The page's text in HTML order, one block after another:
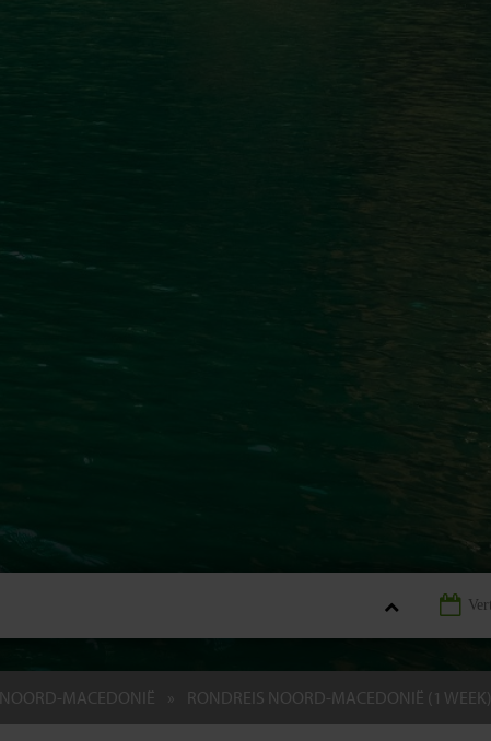
NOORD-MACEDONIË RONDREIS NOORD-MACEDONIË (1 WEEK)